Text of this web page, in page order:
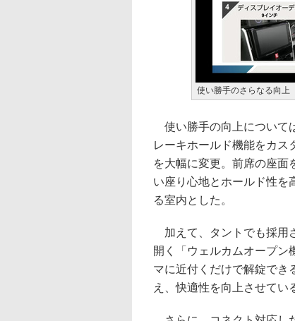
使い勝手のさらなる向上
使い勝手の向上について
レーキホールド機能をカス
を大幅に変更。前席の座面
い座り心地とホールド性を
る室内とした。
加えて、タントでも採用
開く「ウェルカムオープン
マに近付くだけで解錠でき
え、快適性を向上させてい